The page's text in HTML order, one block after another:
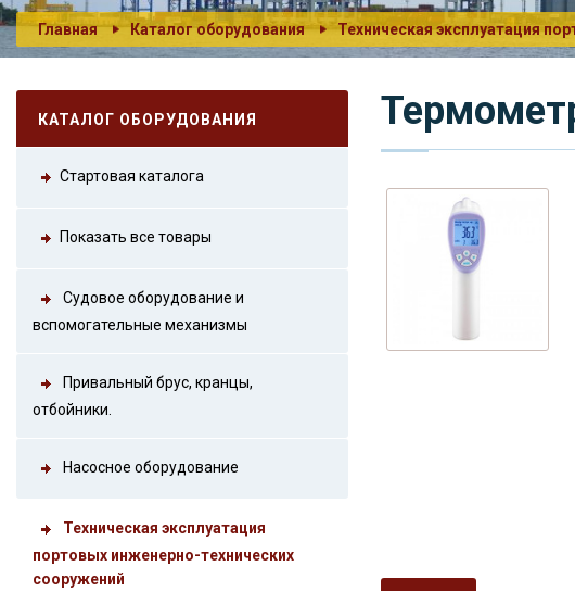
Главная Каталог оборудования Техническая эксплуатация
КАТАЛОГ ОБОРУДОВАНИЯ
Стартовая каталога
Показать все товары
Судовое оборудование и
вспомогательные механизмы
Привальный брус, кранцы,
отбойники.
Насосное оборудование
Техническая эксплуатация
портовых инженерно-технических
сооружений